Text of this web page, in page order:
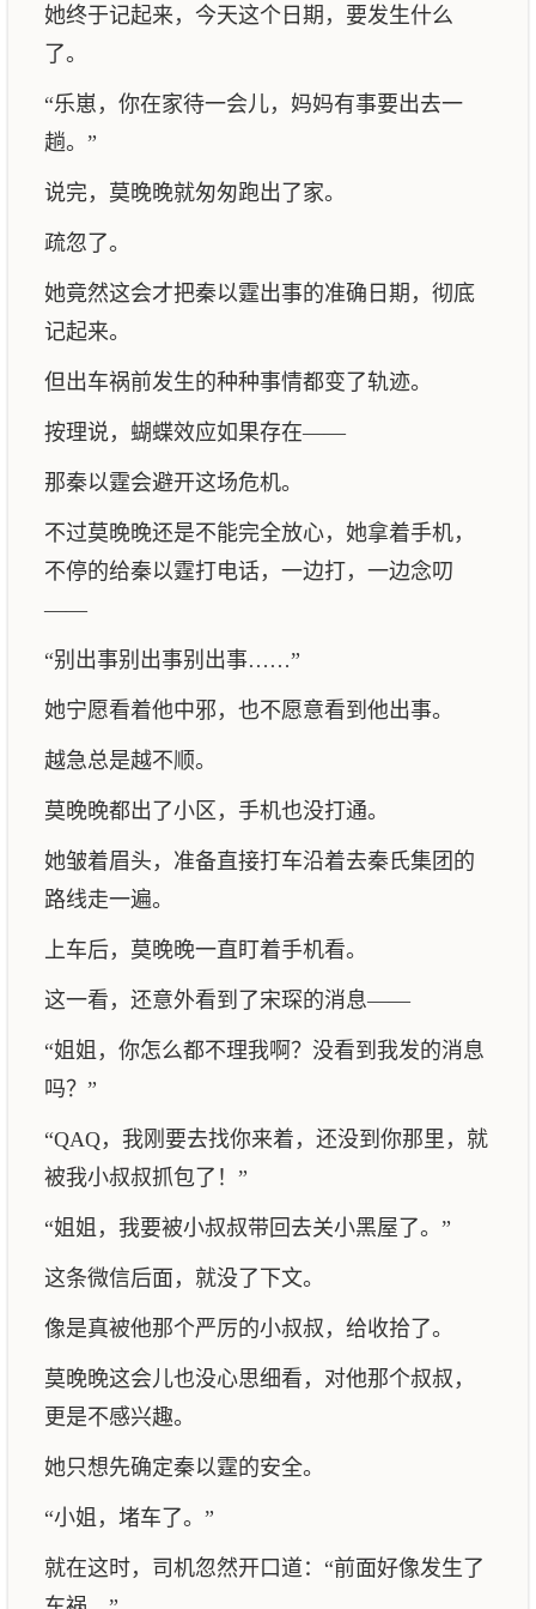
她终于记起来，今天这个日期，要发生什么
了。
“乐崽，你在家待一会儿，妈妈有事要出去一
趟。”
说完，莫晚晚就匆匆跑出了家。
疏忽了。
她竟然这会才把秦以霆出事的准确日期，彻底
记起来。
但出车祸前发生的种种事情都变了轨迹。
按理说，蝴蝶效应如果存在——
那秦以霆会避开这场危机。
不过莫晚晚还是不能完全放心，她拿着手机，
不停的给秦以霆打电话，一边打，一边念叨
——
“别出事别出事别出事……”
她宁愿看着他中邪，也不愿意看到他出事。
越急总是越不顺。
莫晚晚都出了小区，手机也没打通。
她皱着眉头，准备直接打车沿着去秦氏集团的
路线走一遍。
上车后，莫晚晚一直盯着手机看。
这一看，还意外看到了宋琛的消息——
“姐姐，你怎么都不理我啊？没看到我发的消息
吗？”
“QAQ，我刚要去找你来着，还没到你那里，就
被我小叔叔抓包了！”
“姐姐，我要被小叔叔带回去关小黑屋了。”
这条微信后面，就没了下文。
像是真被他那个严厉的小叔叔，给收拾了。
莫晚晚这会儿也没心思细看，对他那个叔叔，
更是不感兴趣。
她只想先确定秦以霆的安全。
“小姐，堵车了。”
就在这时，司机忽然开口道：“前面好像发生了